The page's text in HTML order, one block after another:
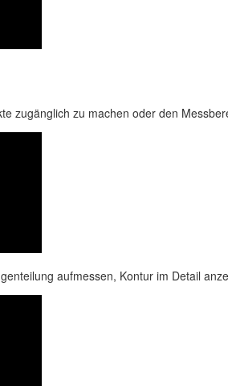
zugänglich zu machen oder den
aufmessen, Kontur im Detail